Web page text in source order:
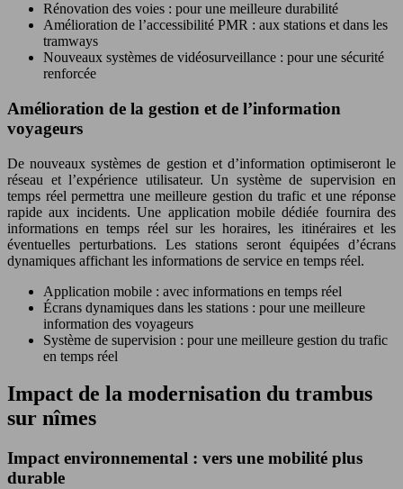
Rénovation des voies : pour une meilleure durabilité
Amélioration de l’accessibilité PMR : aux stations et dans les
tramways
Nouveaux systèmes de vidéosurveillance : pour une sécurité
renforcée
Amélioration de la gestion et de l’information
voyageurs
De nouveaux systèmes de gestion et d’information optimiseront le
réseau et l’expérience utilisateur. Un système de supervision en
temps réel permettra une meilleure gestion du trafic et une réponse
rapide aux incidents. Une application mobile dédiée fournira des
informations en temps réel sur les horaires, les itinéraires et les
éventuelles perturbations. Les stations seront équipées d’écrans
dynamiques affichant les informations de service en temps réel.
Application mobile : avec informations en temps réel
Écrans dynamiques dans les stations : pour une meilleure
information des voyageurs
Système de supervision : pour une meilleure gestion du trafic
en temps réel
Impact de la modernisation du trambus
sur nîmes
Impact environnemental : vers une mobilité plus
durable